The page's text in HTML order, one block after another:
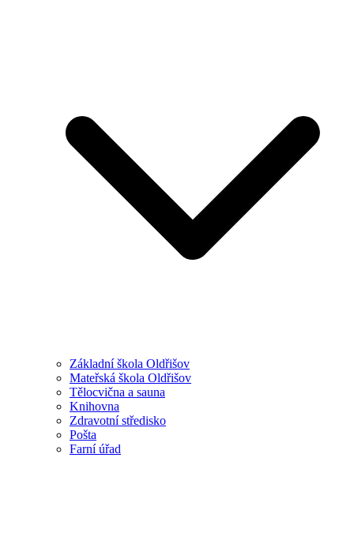
Základní škola Oldřišov
Mateřská škola Oldřišov
Tělocvična a sauna
Knihovna
Zdravotní středisko
Pošta
Farní úřad